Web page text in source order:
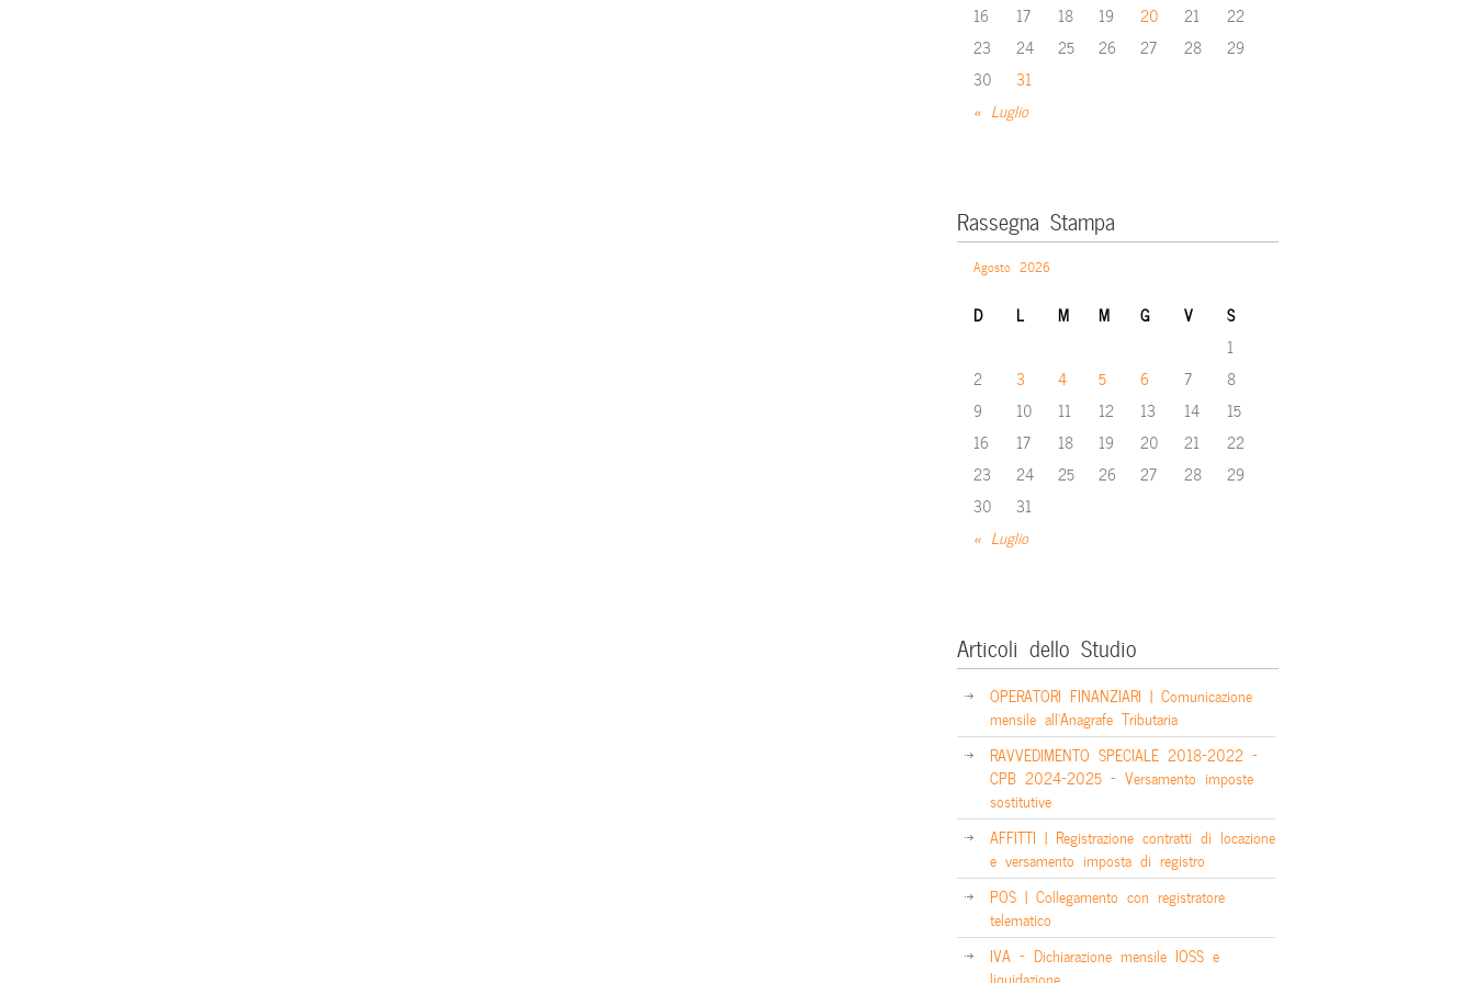
« Luglio
16
17 18 19 20 21
22
23
24 25 26 27 28
29
30
31
Rassegna Stampa
Agosto 2026
D L M M G V S
« Luglio
1
2
3 4 5 6 7
8
9
10 11 12 13 14
15
16
17 18 19 20 21
22
23
24 25 26 27 28
29
30
31
Articoli dello Studio
OPERATORI FINANZIARI | Comunicazione
mensile all’Anagrafe Tributaria
RAVVEDIMENTO SPECIALE 2018-2022 –
CPB 2024-2025 – Versamento imposte
sostitutive
AFFITTI | Registrazione contratti di locazione
e versamento imposta di registro
POS | Collegamento con registratore
telematico
IVA – Dichiarazione mensile IOSS e
liquidazione